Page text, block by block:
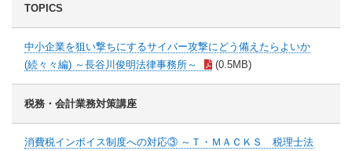
TOPICS
中小企業を狙い撃ちにするサイバー攻撃にどう備えたらよいか
(続々々編) ～長谷川俊明法律事務所～
(0.5MB)
税務・会計業務対策講座
消費税インボイス制度への対応③ ～Ｔ・ＭＡＣＫＳ 税理士法